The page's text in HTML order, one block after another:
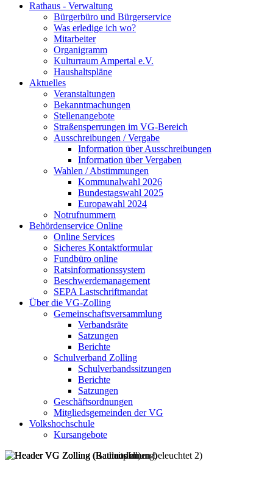
Rathaus - Verwaltung
Bürgerbüro und Bürgerservice
Was erledige ich wo?
Mitarbeiter
Organigramm
Kulturraum Ampertal e.V.
Haushaltspläne
Aktuelles
Veranstaltungen
Bekanntmachungen
Stellenangebote
Straßensperrungen im VG-Bereich
Ausschreibungen / Vergabe
Information über Ausschreibungen
Information über Vergaben
Wahlen / Abstimmungen
Kommunalwahl 2026
Bundestagswahl 2025
Europawahl 2024
Notrufnummern
Behördenservice Online
Online Services
Sicheres Kontaktformular
Fundbüro online
Ratsinformationssystem
Beschwerdemanagement
SEPA Lastschriftmandat
Über die VG-Zolling
Gemeinschaftsversammlung
Verbandsräte
Satzungen
Berichte
Schulverband Zolling
Schulverbandssitzungen
Berichte
Satzungen
Geschäftsordnungen
Mitgliedsgemeinden der VG
Volkshochschule
Kursangebote